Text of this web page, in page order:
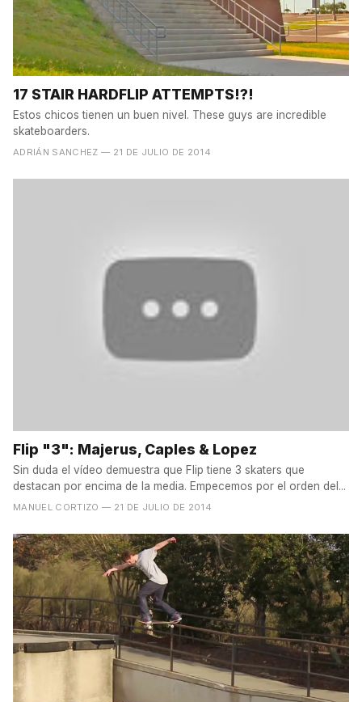
17 STAIR HARDFLIP ATTEMPTS!?!
Estos chicos tienen un buen nivel. These guys are incredible
skateboarders.
ADRIÁN SANCHEZ — 21 DE JULIO DE 2014
Flip "3": Majerus, Caples & Lopez
Sin duda el vídeo demuestra que Flip tiene 3 skaters que
destacan por encima de la media. Empecemos por el orden del...
MANUEL CORTIZO — 21 DE JULIO DE 2014